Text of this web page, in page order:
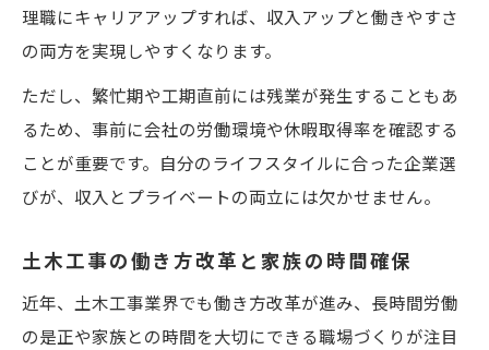
理職にキャリアアップすれば、収入アップと働きやすさ
の両方を実現しやすくなります。
ただし、繁忙期や工期直前には残業が発生することもあ
るため、事前に会社の労働環境や休暇取得率を確認する
ことが重要です。自分のライフスタイルに合った企業選
びが、収入とプライベートの両立には欠かせません。
土木工事の働き方改革と家族の時間確保
近年、土木工事業界でも働き方改革が進み、長時間労働
の是正や家族との時間を大切にできる職場づくりが注目